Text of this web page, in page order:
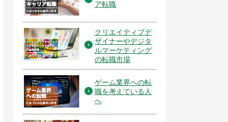
ア転職
クリエイティブデ
ザイナーやデジタ
ルマーケティング
の転職市場
ゲーム業界への転
職を考えている人
へ